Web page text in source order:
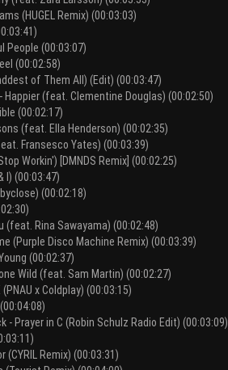
(HUGEL Remix) (00:03:03)
People (00:03:07)
(00:02:58)
of Them All) (Edit) (00:03:47)
Happier (feat. Clementine Douglas) (00:02:50)
(00:02:17)
(feat. Ella Henderson) (00:02:35)
Fransesco Yates) (00:03:39)
Workin') [DMNDS Remix] (00:02:25)
I) (00:03:47)
(00:02:18)
(feat. Rina Sawayama) (00:02:48)
(Purple Disco Machine Remix) (00:03:39)
(00:02:37)
Wild (feat. Sam Martin) (00:02:27)
(PNAU x Coldplay) (00:03:15)
- Prayer in C (Robin Schulz Radio Edit) (00:03:09)
(CYRIL Remix) (00:03:31)